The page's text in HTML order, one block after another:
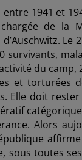
1941 et
de la
Le
survivants,
du camp,
et torturées
Elle doit
Alors
toutes ses